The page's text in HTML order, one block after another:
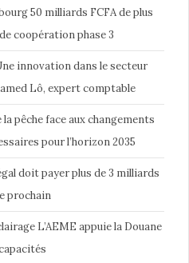
50 milliards FCFA de plus
coopération phase 3
innovation dans le secteur
Lô, expert comptable
pêche face aux changements
pour l’horizon 2035
doit payer plus de 3 milliards
prochain
L’AEME appuie la Douane